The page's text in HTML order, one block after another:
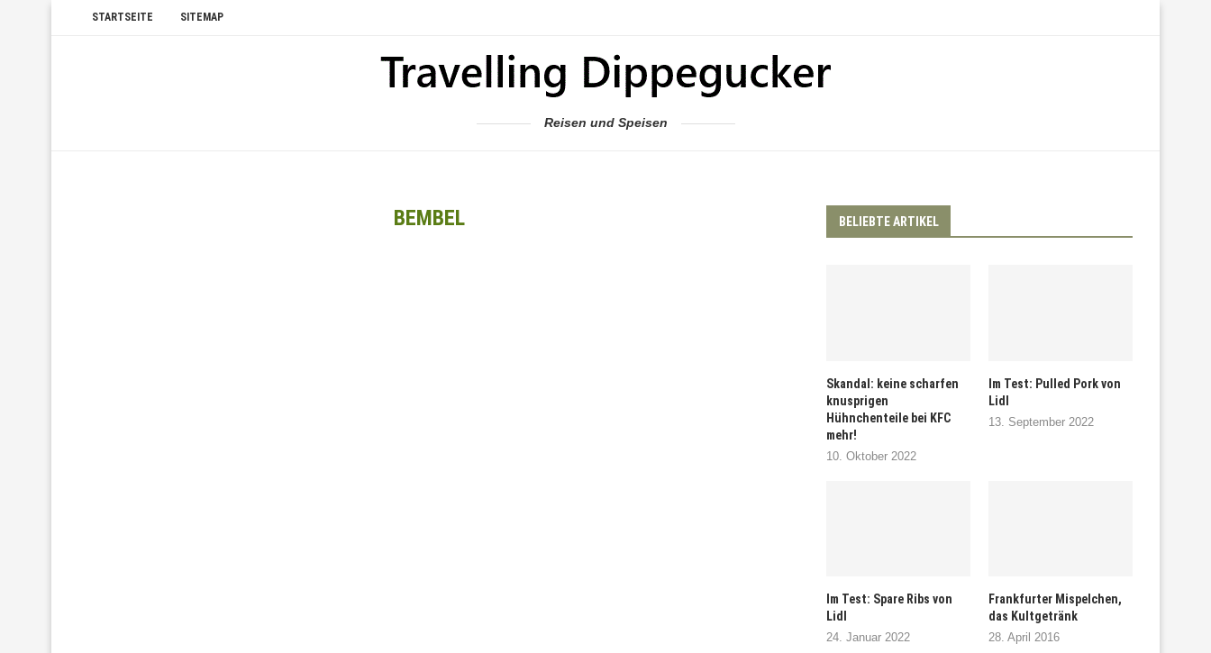
STARTSEITE SITEMAP
Reisen und Speisen
BEMBEL BELIEBTE ARTIKEL
Skandal: keine scharfen
knusprigen
Hühnchenteile bei KFC
mehr!
10. Oktober 2022
Im Test: Pulled Pork von
Lidl
13. September 2022
Im Test: Spare Ribs von
Lidl
24. Januar 2022
Frankfurter Mispelchen,
das Kultgetränk
28. April 2016